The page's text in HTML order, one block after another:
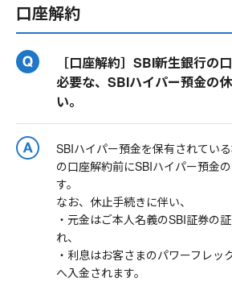
口座解約
［口座解約］SBI新生銀行の
必要な、SBIハイパー預金の
い。
SBIハイパー預金を保有されてい
の口座解約前にSBIハイパー預金
す。
なお、休止手続きに伴い、
・元金はご本人名義のSBI証券の
れ、
・利息はお客さまのパワーフレッ
へ入金されます。